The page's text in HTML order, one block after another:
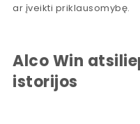
ar įveikti priklausomybę.
Alco Win
istorijos